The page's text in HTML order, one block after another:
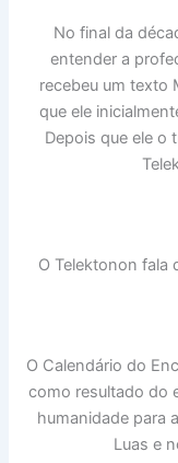
No final da
entender a
recebeu um texto
que ele
Depois que ele o
O Telektonon fala
O Calendário do
como resultado do
humanidade para
Luas e